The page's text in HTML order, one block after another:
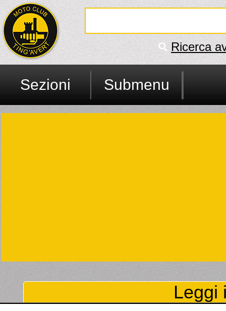
Ricerca
Sezioni Submenu
Leggi